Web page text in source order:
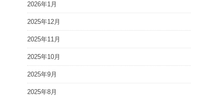
2026年1月
2025年12月
2025年11月
2025年10月
2025年9月
2025年8月